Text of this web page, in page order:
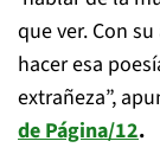
que ver. Con
hacer esa
extrañeza”,
de Página/12.